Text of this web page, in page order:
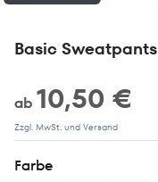
Basic Sweatpants
ab 10,50 €
Zzgl. MwSt. und Versand
Farbe